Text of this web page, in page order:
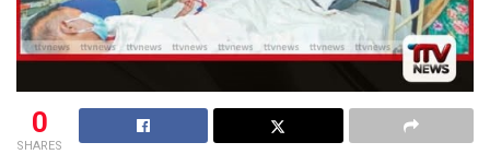
0
SHARES